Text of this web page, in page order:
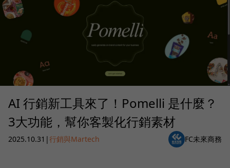
AI 行銷新工具來了！Pomelli 是什麼？
3大功能，幫你客製化行銷素材
2025.10.31 |行銷與Martech FC未來商務